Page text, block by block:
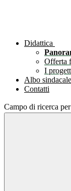
Didattica
Offerta
I
Albo sindacale
Contatti
Campo di ricerca